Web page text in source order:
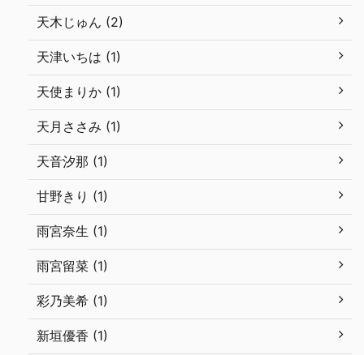
天木じゅん (2)
天津いちは (1)
天使まりか (1)
天月ささみ (1)
天音汐那 (1)
甘野きり (1)
雨宮奈生 (1)
雨宮留菜 (1)
彩乃美希 (1)
新垣優香 (1)